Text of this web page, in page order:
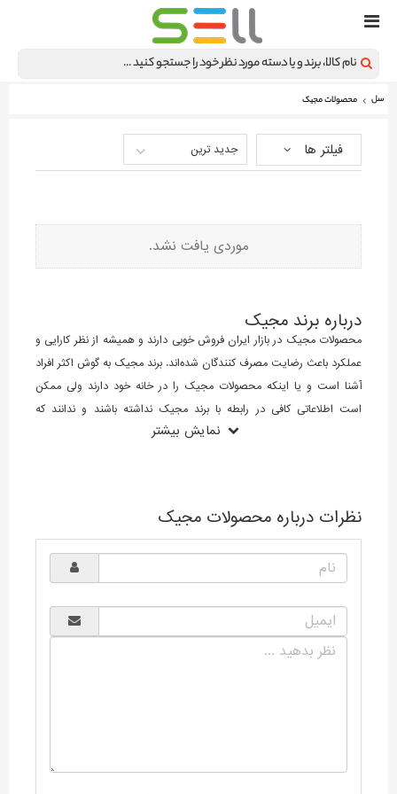
سل محصولات مجیک
فیلتر ها جدید ترین
موردی یافت نشد.
درباره برند مجیک
محصولات مجیک در بازار ایران فروش خوبی دارند و همیشه از نظر کارایی و
عملکرد باعث رضایت مصرف کنندگان شده‌اند. برند مجیک به گوش اکثر افراد
آشنا است و یا اینکه محصولات مجیک را در خانه خود دارند ولی ممکن
است اطلاعاتی کافی در رابطه با برند مجیک نداشته باشند و ندانند که
محصولات مجیک ساخت کجاست.
به خود اختصاص دهد. کمپانی مجیک پس از مدتی تولید ماشین ظرفشویی
است بدانید که شرکت مجیک در سال 2010 موفق شد تأییدیه فرآیند مواد
زیان‌آور را از سازمان IECQ کسب کند که این تاییدیه، کلیه محصولات برقی
و تصفیه کننده‌های برند مجیک را شامل می‌شود.
نمایش بیشتر
نظرات درباره محصولات مجیک